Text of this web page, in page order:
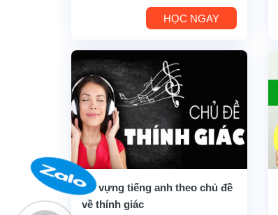
HỌC NGAY
Từ vựng tiếng anh theo chủ đề
về thính giác